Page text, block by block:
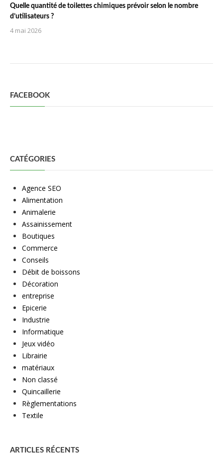
Quelle quantité de toilettes chimiques prévoir selon le nombre
d’utilisateurs ?
4 mai 2026
FACEBOOK
CATÉGORIES
Agence SEO
Alimentation
Animalerie
Assainissement
Boutiques
Commerce
Conseils
Débit de boissons
Décoration
entreprise
Epicerie
Industrie
Informatique
Jeux vidéo
Librairie
matériaux
Non classé
Quincaillerie
Règlementations
Textile
ARTICLES RÉCENTS